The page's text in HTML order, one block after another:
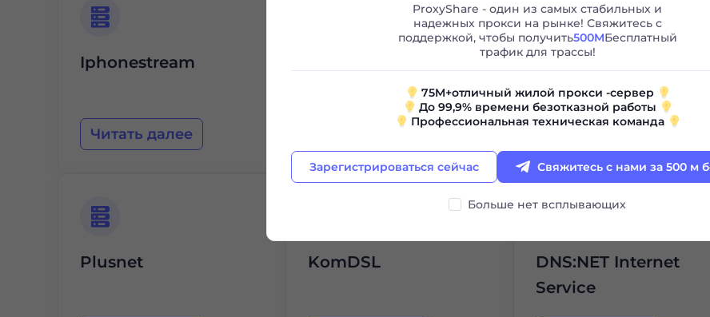
Iphonestream
Читать далее
Internetdienstleistungs
Breitbandnetz-
Südwest
Plusnet KomDSL
DNS:NET Internet
Service
ProxyShare - один из самых стабильных и
надежных прокси на рынке! Свяжитесь с
поддержкой, чтобы получить500MБесплатный
трафик для трассы!
75M+отличный жилой прокси -сервер
До 99,9% времени безотказной работы
Профессиональная техническая команда
Зарегистрироваться сейчас Свяжитесь с нами за 500 м
Больше нет всплывающих